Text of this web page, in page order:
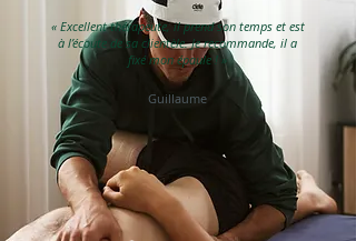
« Excellent thérapeute, il prend son temps et est
à l’écoute de sa clientèle. Je recommande, il a
fixé mon épaule ! »
Guillaume